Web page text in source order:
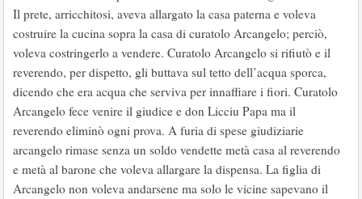
Il prete, arricchitosi, aveva allargato la casa paterna e voleva
costruire la cucina sopra la casa di curatolo Arcangelo; perciò,
voleva costringerlo a vendere. Curatolo Arcangelo si rifiutò e il
reverendo, per dispetto, gli buttava sul tetto dell’acqua sporca,
dicendo che era acqua che serviva per innaffiare i fiori. Curatolo
Arcangelo fece venire il giudice e don Licciu Papa ma il
reverendo eliminò ogni prova. A furia di spese giudiziarie
arcangelo rimase senza un soldo vendette metà casa al reverendo
e metà al barone che voleva allargare la dispensa. La figlia di
Arcangelo non voleva andarsene ma solo le vicine sapevano il